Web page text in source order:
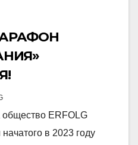
общество ERFOLG
в 2023 году